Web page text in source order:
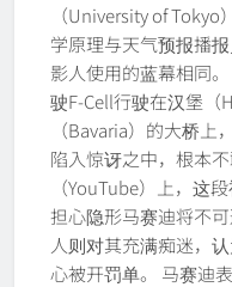
（University of
学原理与天气预报播
影人使用的蓝幕相同
驶F-Cell行驶在汉堡（
（Bavaria）的大桥上
陷入惊讶之中，根本
（YouTube）上，这
担心隐形马赛迪将不
人则对其充满痴迷，
心被开罚单。 马赛迪